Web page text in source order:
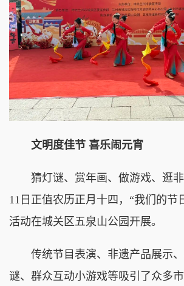
文明度佳节 喜乐闹元宵
猜灯谜、赏年画、做游戏、逛
11日正值农历正月十四，“我们的节
活动在城关区五泉山公园开展。
传统节目表演、非遗产品展示、
谜、群众互动小游戏等吸引了众多